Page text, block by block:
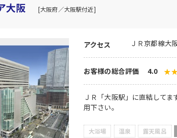
大阪 [大阪府／大阪駅付近]
アクセス ＪＲ京都線大
お客様の総合評価 4.0
ＪＲ「大阪駅」に直結して
用下さい。
大浴場 温泉 露天風呂